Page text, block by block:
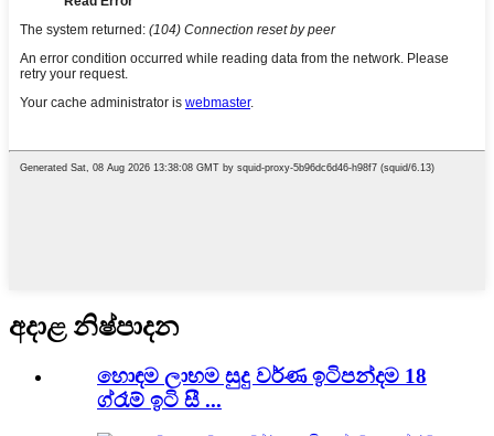
අදාළ නිෂ්පාදන
හොඳම ලාභම සුදු වර්ණ ඉටිපන්දම 18
ග්රෑම් ඉටි සී ...